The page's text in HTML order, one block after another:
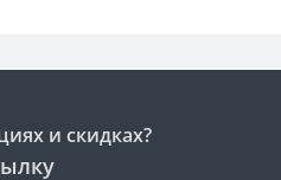
и скидках?